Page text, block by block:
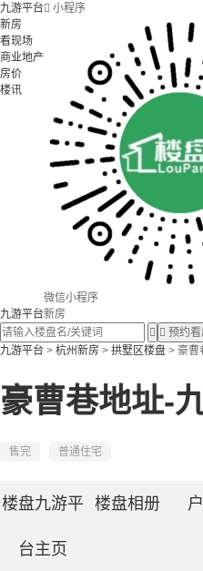
九游平台
新房
看现场
商业地产
房价
楼讯
 小程序
微信小程序
九游平台新房
  预约看
九游平台 > 杭州新房 > 拱墅区楼盘 > 豪曹
豪曹巷地址-
售完 普通住宅
楼盘九游平
台主页
楼盘相册